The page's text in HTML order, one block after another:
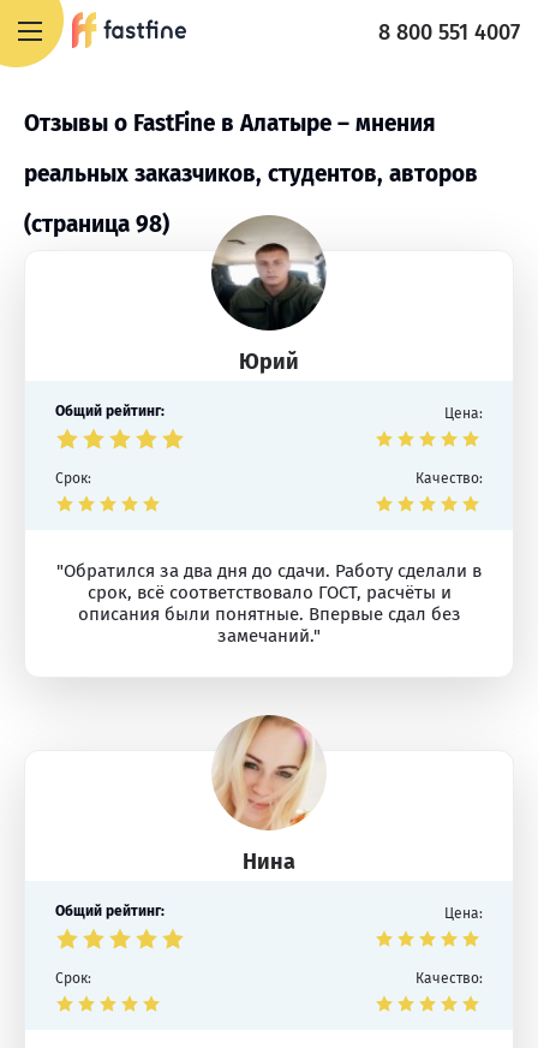
8 800 551 4007
Отзывы о FastFine в Алатыре – мнения
реальных заказчиков, студентов, авторов
(страница 98)
Юрий
Общий рейтинг: Цена:
Срок: Качество:
"Обратился за два дня до сдачи. Работу сделали в
срок, всё соответствовало ГОСТ, расчёты и
описания были понятные. Впервые сдал без
замечаний."
Нина
Общий рейтинг: Цена:
Срок: Качество: